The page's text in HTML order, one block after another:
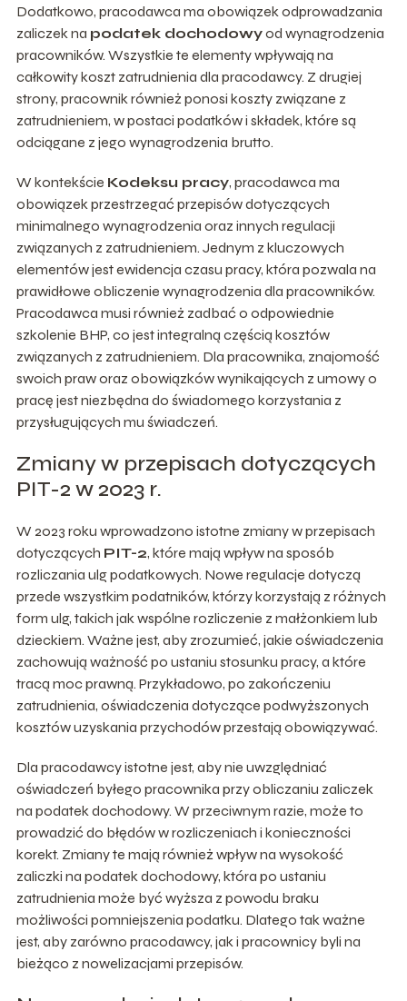
Dodatkowo, pracodawca ma obowiązek odprowadzania
zaliczek na podatek dochodowyod wynagrodzenia
pracowników. Wszystkie te elementy wpływają na
całkowity koszt zatrudnienia dla pracodawcy. Z drugiej
strony, pracownik również ponosi koszty związane z
zatrudnieniem, w postaci podatków i składek, które są
odciągane z jego wynagrodzenia brutto.
W kontekście Kodeksu pracy, pracodawca ma
obowiązek przestrzegać przepisów dotyczących
minimalnego wynagrodzenia oraz innych regulacji
związanych z zatrudnieniem. Jednym z kluczowych
elementów jest ewidencja czasu pracy, która pozwala na
prawidłowe obliczenie wynagrodzenia dla pracowników.
Pracodawca musi również zadbać o odpowiednie
szkolenie BHP, co jest integralną częścią kosztów
związanych z zatrudnieniem. Dla pracownika, znajomość
swoich praw oraz obowiązków wynikających z umowy o
pracę jest niezbędna do świadomego korzystania z
przysługujących mu świadczeń.
Zmiany w przepisach dotyczących
PIT-2 w 2023 r.
W 2023 roku wprowadzono istotne zmiany w przepisach
dotyczących PIT-2, które mają wpływ na sposób
rozliczania ulg podatkowych. Nowe regulacje dotyczą
przede wszystkim podatników, którzy korzystają z różnych
form ulg, takich jak wspólne rozliczenie z małżonkiem lub
dzieckiem. Ważne jest, aby zrozumieć, jakie oświadczenia
zachowują ważność po ustaniu stosunku pracy, a które
tracą moc prawną. Przykładowo, po zakończeniu
zatrudnienia, oświadczenia dotyczące podwyższonych
kosztów uzyskania przychodów przestają obowiązywać.
Dla pracodawcy istotne jest, aby nie uwzględniać
oświadczeń byłego pracownika przy obliczaniu zaliczek
na podatek dochodowy. W przeciwnym razie, może to
prowadzić do błędów w rozliczeniach i konieczności
korekt. Zmiany te mają również wpływ na wysokość
zaliczki na podatek dochodowy, która po ustaniu
zatrudnienia może być wyższa z powodu braku
możliwości pomniejszenia podatku. Dlatego tak ważne
jest, aby zarówno pracodawcy, jak i pracownicy byli na
bieżąco z nowelizacjami przepisów.